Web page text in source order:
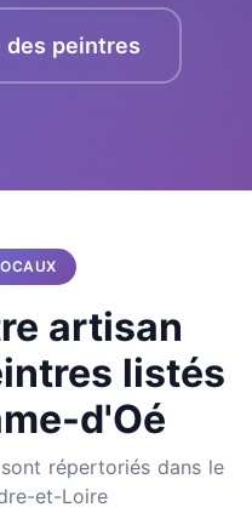
des peintres
artisan
listés
d'Oé
répertoriés dans le
et-Loire